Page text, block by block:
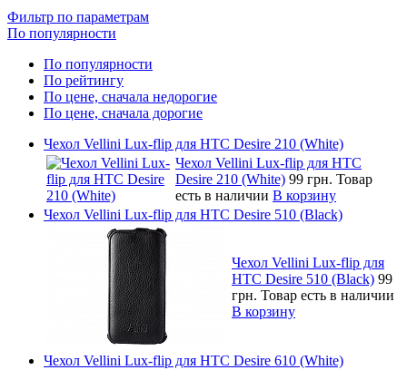
Фильтр по параметрам
По популярности
По популярности
По рейтингу
По цене, сначала недорогие
По цене, сначала дорогие
Чехол Vellini Lux-flip для HTC Desire 210 (White)
Чехол Vellini Lux-flip для HTC
Desire 210 (White) 99 грн. Товар
есть в наличии В корзину
Чехол Vellini Lux-flip для HTC Desire 510 (Black)
Чехол Vellini Lux-flip для
HTC Desire 510 (Black) 99
грн. Товар есть в наличии
В корзину
Чехол Vellini Lux-flip для HTC Desire 610 (White)